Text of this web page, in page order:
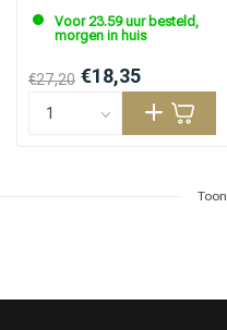
Voor 23.59 uur besteld,
morgen in huis
€27,20 €18,35
Toon